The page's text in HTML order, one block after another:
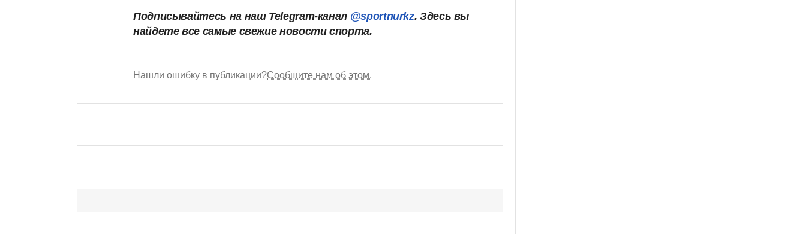
Подписывайтесь на наш Telegram-канал @sportnurkz. Здесь вы
найдете все самые свежие новости спорта.
Нашли ошибку в публикации?Сообщите нам об этом.